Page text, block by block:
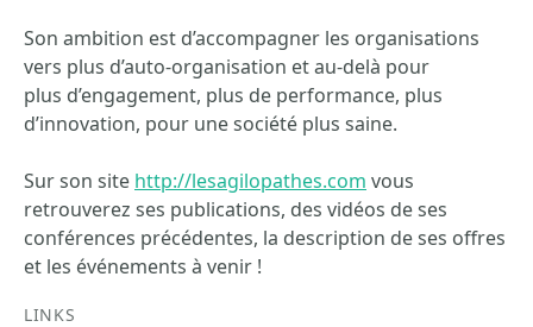
Son ambition est d’accompagner les organisations
vers plus d’auto-organisation et au-delà pour
plus d’engagement, plus de performance, plus
d’innovation, pour une société plus saine.
Sur son site http://lesagilopathes.com vous
retrouverez ses publications, des vidéos de ses
conférences précédentes, la description de ses offres
et les événements à venir !
LINKS